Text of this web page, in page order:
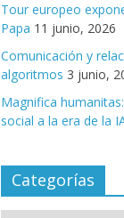
Tour europeo
Papa 11 junio, 2026
Comunicación y
algoritmos 3 junio,
Magnifica
social a la era de la
Categorías